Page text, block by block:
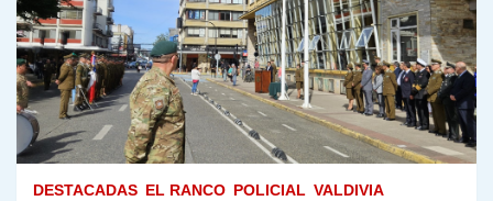
DESTACADAS EL RANCO POLICIAL VALDIVIA